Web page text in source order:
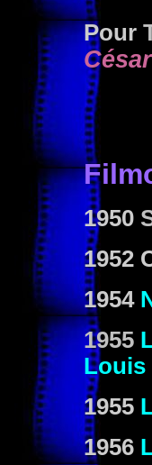
Pour
1950
1952
1954
1955
Louis
1955
1956